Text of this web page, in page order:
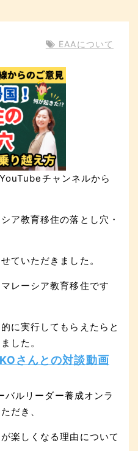
EAAについて
チャンネルから
ア教育移住の落とし穴・
ていただきました。
レーシア教育移住です
に実行してもらえたらと
した。
さんとの対談動画
ルリーダー養成オンラ
だき、
楽しくなる理由について